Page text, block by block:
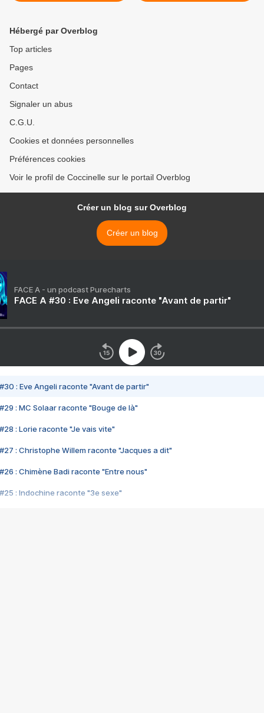
Hébergé par Overblog
Top articles
Pages
Contact
Signaler un abus
C.G.U.
Cookies et données personnelles
Préférences cookies
Voir le profil de Coccinelle sur le portail Overblog
Créer un blog sur Overblog
Créer un blog
FACE A - un podcast Purecharts
FACE A #30 : Eve Angeli raconte "Avant de partir"
#30 : Eve Angeli raconte "Avant de partir"
#29 : MC Solaar raconte "Bouge de là"
#28 : Lorie raconte "Je vais vite"
#27 : Christophe Willem raconte "Jacques a dit"
#26 : Chimène Badi raconte "Entre nous"
#25 : Indochine raconte "3e sexe"